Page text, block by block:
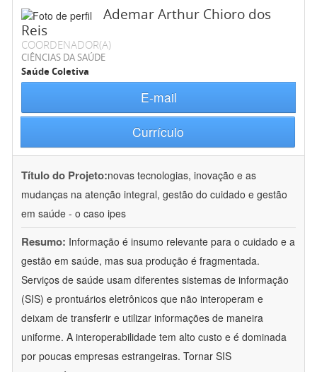
Ademar Arthur Chioro dos
Reis
COORDENADOR(A)
CIÊNCIAS DA SAÚDE
Saúde Coletiva
E-mail
Currículo
Título do Projeto:novas tecnologias, inovação e as
mudanças na atenção integral, gestão do cuidado e gestão
em saúde - o caso ipes
Resumo: Informação é insumo relevante para o cuidado e a
gestão em saúde, mas sua produção é fragmentada.
Serviços de saúde usam diferentes sistemas de informação
(SIS) e prontuários eletrônicos que não interoperam e
deixam de transferir e utilizar informações de maneira
uniforme. A interoperabilidade tem alto custo e é dominada
por poucas empresas estrangeiras. Tornar SIS